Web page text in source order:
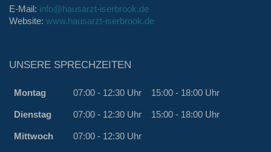
E-Mail: info@hausarzt-iserbrook.de
Website: www.hausarzt-iserbrook.de
UNSERE SPRECHZEITEN
Montag 07:00 - 12:30 Uhr 15:00 - 18:00 Uhr
Dienstag 07:00 - 12:30 Uhr 15:00 - 18:00 Uhr
Mittwoch 07:00 - 12:30 Uhr